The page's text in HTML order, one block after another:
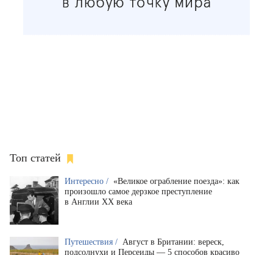
Топ статей
Интересно / «Великое ограбление поезда»: как
произошло самое дерзкое преступление
в Англии XX века
Путешествия / Август в Британии: вереск,
подсолнухи и Персеиды — 5 способов красиво